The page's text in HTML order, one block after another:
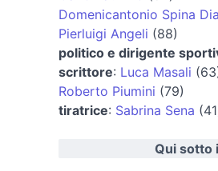
Domenicantonio Spina
Pierluigi Angeli (88)
politico e dirigente
scrittore: Luca Masali
Roberto Piumini (79)
tiratrice: Sabrina Sena
Qui sotto